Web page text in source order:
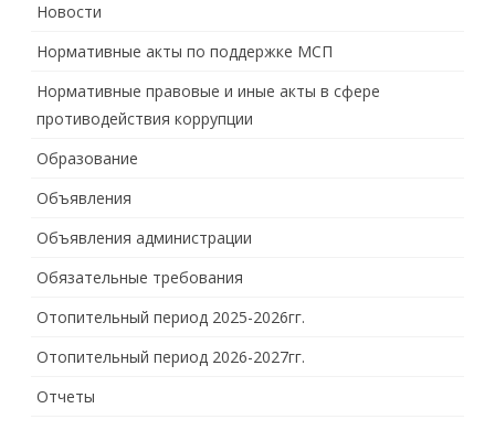
Новости
Нормативные акты по поддержке МСП
Нормативные правовые и иные акты в сфере
противодействия коррупции
Образование
Объявления
Объявления администрации
Обязательные требования
Отопительный период 2025-2026гг.
Отопительный период 2026-2027гг.
Отчеты